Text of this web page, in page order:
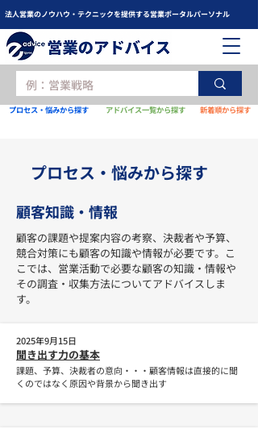
法人営業のノウハウ・テクニックを提供する営業ポータルパーソナル
プロセス・悩みから探す アドバイス一覧から探す 新着順から探す
​プロセス・悩みから探す
顧客知識・情報
顧客の課題や提案内容の考察、決裁者や予算、
競合対策にも顧客の知識や情報が必要です。こ
こでは、営業活動で必要な顧客の知識・情報や
その調査・収集方法についてアドバイスしま
す。
2025年9月15日
聞き出す力の基本
課題、予算、決裁者の意向・・・顧客情報は直接的に聞
くのではなく原因や背景から聞き出す